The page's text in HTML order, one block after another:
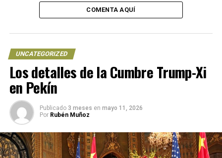
para el Fondo Mundial de la Naturaleza (WWF) sobre el
impacto de la eliminación de la vegetación y
COMENTA AQUÍ
UNCATEGORIZED
Los detalles de la Cumbre Trump-Xi
en Pekín
Publicado 3 meses en mayo 11, 2026
Por Rubén Muñoz